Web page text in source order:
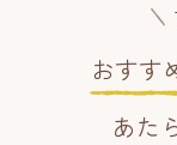
おすす
あた